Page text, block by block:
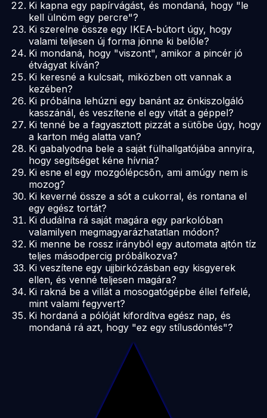
Ki kapna egy papírvágást, és mondaná, hogy "le
kell ülnöm egy percre"?
Ki szerelne össze egy IKEA-bútort úgy, hogy
valami teljesen új forma jönne ki belőle?
Ki mondaná, hogy "viszont", amikor a pincér jó
étvágyat kíván?
Ki keresné a kulcsait, miközben ott vannak a
kezében?
Ki próbálna lehúzni egy banánt az önkiszolgáló
kasszánál, és veszítene el egy vitát a géppel?
Ki tenné be a fagyasztott pizzát a sütőbe úgy, hogy
a karton még alatta van?
Ki gabalyodna bele a saját fülhallgatójába annyira,
hogy segítséget kéne hívnia?
Ki esne el egy mozgólépcsőn, ami amúgy nem is
mozog?
Ki keverné össze a sót a cukorral, és rontana el
egy egész tortát?
Ki dudálna rá saját magára egy parkolóban
valamilyen megmagyarázhatatlan módon?
Ki menne be rossz irányból egy automata ajtón tíz
teljes másodpercig próbálkozva?
Ki veszítene egy ujjbirkózásban egy kisgyerek
ellen, és venné teljesen magára?
Ki rakná be a villát a mosogatógépbe éllel felfelé,
mint valami fegyvert?
Ki hordaná a pólóját kifordítva egész nap, és
mondaná rá azt, hogy "ez egy stílusdöntés"?